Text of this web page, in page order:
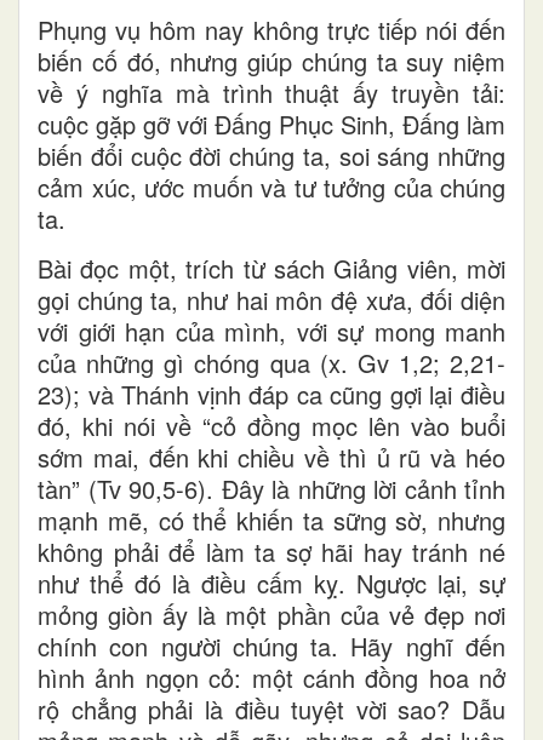
Phụng vụ hôm nay không trực tiếp nói đến
biến cố đó, nhưng giúp chúng ta suy niệm
về ý nghĩa mà trình thuật ấy truyền tải:
cuộc gặp gỡ với Đấng Phục Sinh, Đấng làm
biến đổi cuộc đời chúng ta, soi sáng những
cảm xúc, ước muốn và tư tưởng của chúng
ta.
Bài đọc một, trích từ sách Giảng viên, mời
gọi chúng ta, như hai môn đệ xưa, đối diện
với giới hạn của mình, với sự mong manh
của những gì chóng qua (x. Gv 1,2; 2,21-
23); và Thánh vịnh đáp ca cũng gợi lại điều
đó, khi nói về “cỏ đồng mọc lên vào buổi
sớm mai, đến khi chiều về thì ủ rũ và héo
tàn” (Tv 90,5-6). Đây là những lời cảnh tỉnh
mạnh mẽ, có thể khiến ta sững sờ, nhưng
không phải để làm ta sợ hãi hay tránh né
như thể đó là điều cấm kỵ. Ngược lại, sự
mỏng giòn ấy là một phần của vẻ đẹp nơi
chính con người chúng ta. Hãy nghĩ đến
hình ảnh ngọn cỏ: một cánh đồng hoa nở
rộ chẳng phải là điều tuyệt vời sao? Dẫu